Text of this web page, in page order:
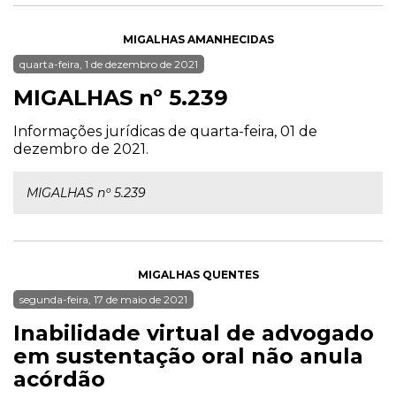
MIGALHAS AMANHECIDAS
quarta-feira, 1 de dezembro de 2021
MIGALHAS nº 5.239
Informações jurídicas de quarta-feira, 01 de
dezembro de 2021.
MIGALHAS nº 5.239
MIGALHAS QUENTES
segunda-feira, 17 de maio de 2021
Inabilidade virtual de advogado
em sustentação oral não anula
acórdão